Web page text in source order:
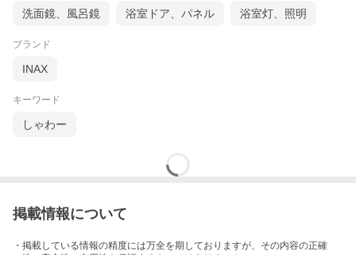
洗面鏡、風呂鏡 浴室ドア、パネル 浴室灯、照明
ブランド
INAX
キーワード
しゃわー
掲載情報について
・掲載している情報の精度には万全を期しておりますが、その内容の正確